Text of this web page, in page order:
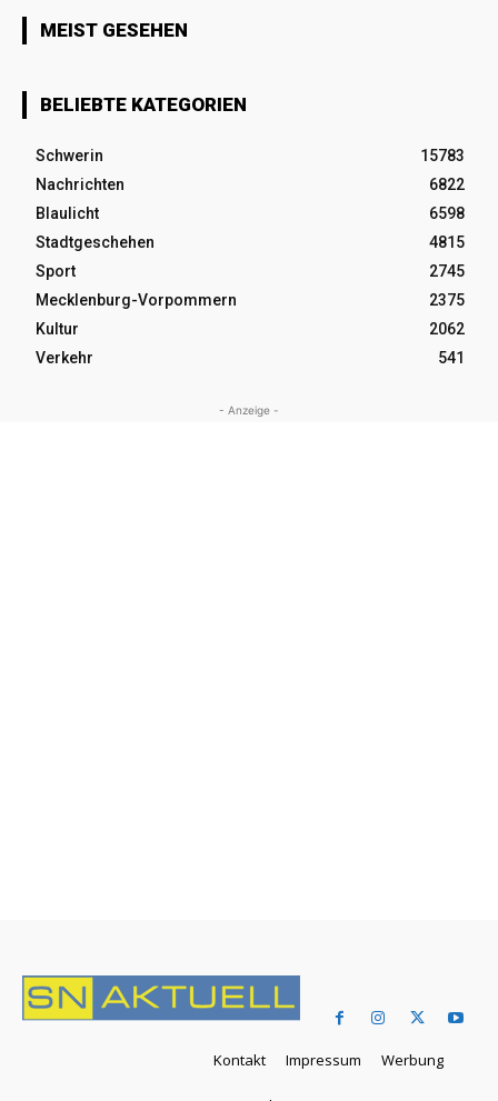
MEIST GESEHEN
BELIEBTE KATEGORIEN
Schwerin
15783
Nachrichten
6822
Blaulicht
6598
Stadtgeschehen
4815
Sport
2745
Mecklenburg-Vorpommern
2375
Kultur
2062
Verkehr
541
- Anzeige -
Kontakt Impressum Werbung